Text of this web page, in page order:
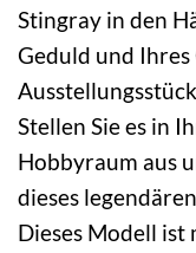
Stingray in den
Geduld und
Stellen Sie es in
Hobbyraum aus
dieses
Dieses Modell ist